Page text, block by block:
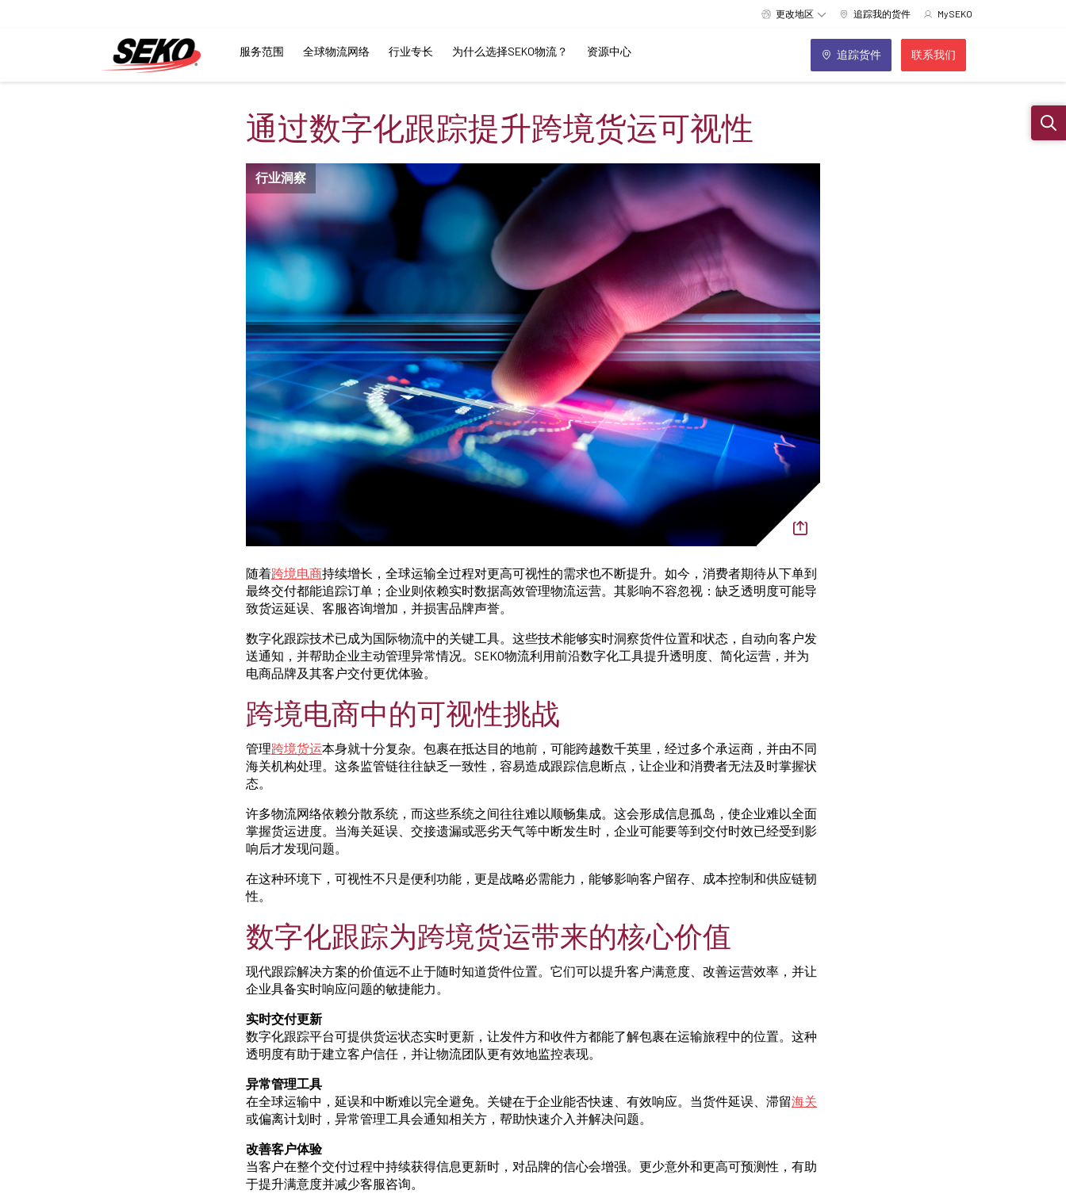
更改地区 追踪我的货件 MySEKO
服务范围 全球物流网络 行业专长 为什么选择SEKO物流？ 资源中心 追踪货件 联系我们
通过数字化跟踪提升跨境货运可视性
行业洞察
随着跨境电商持续增长，全球运输全过程对更高可视性的需求也不断提升。如今，消费者期待从下单到
最终交付都能追踪订单；企业则依赖实时数据高效管理物流运营。其影响不容忽视：缺乏透明度可能导
致货运延误、客服咨询增加，并损害品牌声誉。
数字化跟踪技术已成为国际物流中的关键工具。这些技术能够实时洞察货件位置和状态，自动向客户发
送通知，并帮助企业主动管理异常情况。SEKO物流利用前沿数字化工具提升透明度、简化运营，并为
电商品牌及其客户交付更优体验。
跨境电商中的可视性挑战
管理跨境货运本身就十分复杂。包裹在抵达目的地前，可能跨越数千英里，经过多个承运商，并由不同
海关机构处理。这条监管链往往缺乏一致性，容易造成跟踪信息断点，让企业和消费者无法及时掌握状
态。
许多物流网络依赖分散系统，而这些系统之间往往难以顺畅集成。这会形成信息孤岛，使企业难以全面
掌握货运进度。当海关延误、交接遗漏或恶劣天气等中断发生时，企业可能要等到交付时效已经受到影
响后才发现问题。
在这种环境下，可视性不只是便利功能，更是战略必需能力，能够影响客户留存、成本控制和供应链韧
性。
数字化跟踪为跨境货运带来的核心价值
现代跟踪解决方案的价值远不止于随时知道货件位置。它们可以提升客户满意度、改善运营效率，并让
企业具备实时响应问题的敏捷能力。
实时交付更新
数字化跟踪平台可提供货运状态实时更新，让发件方和收件方都能了解包裹在运输旅程中的位置。这种
透明度有助于建立客户信任，并让物流团队更有效地监控表现。
异常管理工具
在全球运输中，延误和中断难以完全避免。关键在于企业能否快速、有效响应。当货件延误、滞留海关
或偏离计划时，异常管理工具会通知相关方，帮助快速介入并解决问题。
改善客户体验
当客户在整个交付过程中持续获得信息更新时，对品牌的信心会增强。更少意外和更高可预测性，有助
于提升满意度并减少客服咨询。